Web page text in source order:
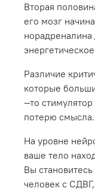
Вторая
его мозг
норадреналина
Различие
которые
—то
потерю смысла.
На уровне
ваше тело
Вы
человек с